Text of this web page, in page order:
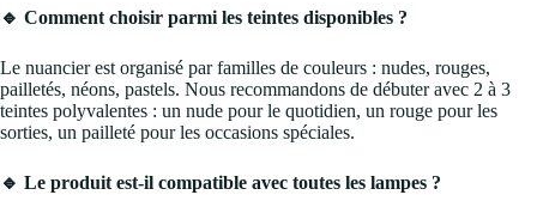
🔹 Comment choisir parmi les teintes disponibles ?
Le nuancier est organisé par familles de couleurs : nudes, rouges,
pailletés, néons, pastels. Nous recommandons de débuter avec 2 à 3
teintes polyvalentes : un nude pour le quotidien, un rouge pour les
sorties, un pailleté pour les occasions spéciales.
🔹 Le produit est-il compatible avec toutes les lampes ?